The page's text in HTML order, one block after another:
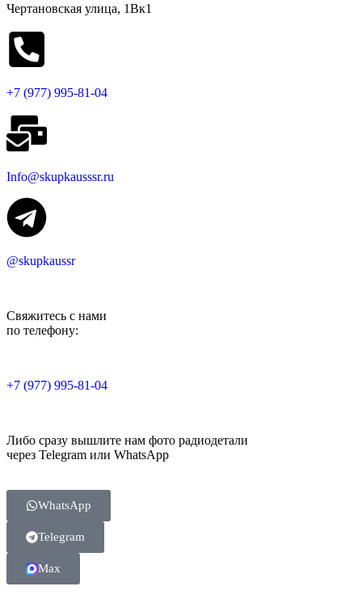
Чертановская улица, 1Вк1
+7 (977) 995-81-04
Info@skupkausssr.ru
@skupkaussr
Свяжитесь с нами
по телефону:
+7 (977) 995-81-04
Либо сразу вышлите нам фото радиодетали
через Telegram или WhatsApp
WhatsApp
Telegram
Max